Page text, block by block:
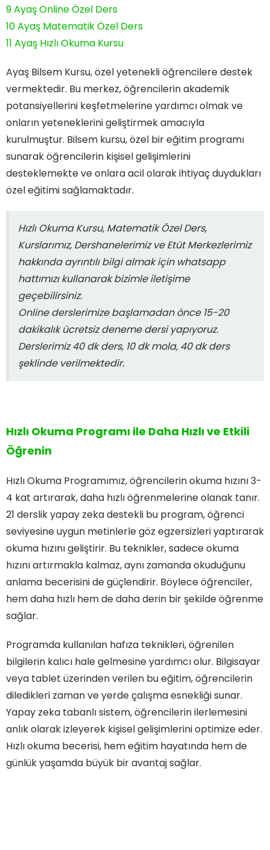
9Ayaş Online Özel Ders
10Ayaş Matematik Özel Ders
11 Ayaş Hızlı Okuma Kursu
Ayaş Bilsem Kursu, özel yetenekli öğrencilere destek
vermektedir. Bu merkez, öğrencilerin akademik
potansiyellerini keşfetmelerine yardımcı olmak ve
onların yeteneklerini geliştirmek amacıyla
kurulmuştur. Bilsem kursu, özel bir eğitim programı
sunarak öğrencilerin kişisel gelişimlerini
desteklemekte ve onlara acil olarak ihtiyaç duydukları
özel eğitimi sağlamaktadır.
Hızlı Okuma Kursu, Matematik Özel Ders,
Kurslarımız, Dershanelerimiz ve Etüt Merkezlerimiz
hakkında ayrıntılı bilgi almak için whatsapp
hattımızı kullanarak bizimle iletişime
geçebilirsiniz.
Online derslerimize başlamadan önce 15-20
dakikalık ücretsiz deneme dersi yapıyoruz.
Derslerimiz 40 dk ders, 10 dk mola, 40 dk ders
şeklinde verilmektedir.
Hızlı Okuma Programı ile Daha Hızlı ve Etkili
Öğrenin
Hızlı Okuma Programımız, öğrencilerin okuma hızını 3-
4 kat artırarak, daha hızlı öğrenmelerine olanak tanır.
21 derslik yapay zeka destekli bu program, öğrenci
seviyesine uygun metinlerle göz egzersizleri yaptırarak
okuma hızını geliştirir. Bu teknikler, sadece okuma
hızını artırmakla kalmaz, aynı zamanda okuduğunu
anlama becerisini de güçlendirir. Böylece öğrenciler,
hem daha hızlı hem de daha derin bir şekilde öğrenme
sağlar.
Programda kullanılan hafıza teknikleri, öğrenilen
bilgilerin kalıcı hale gelmesine yardımcı olur. Bilgisayar
veya tablet üzerinden verilen bu eğitim, öğrencilerin
diledikleri zaman ve yerde çalışma esnekliği sunar.
Yapay zeka tabanlı sistem, öğrencilerin ilerlemesini
anlık olarak izleyerek kişisel gelişimlerini optimize eder.
Hızlı okuma becerisi, hem eğitim hayatında hem de
günlük yaşamda büyük bir avantaj sağlar.